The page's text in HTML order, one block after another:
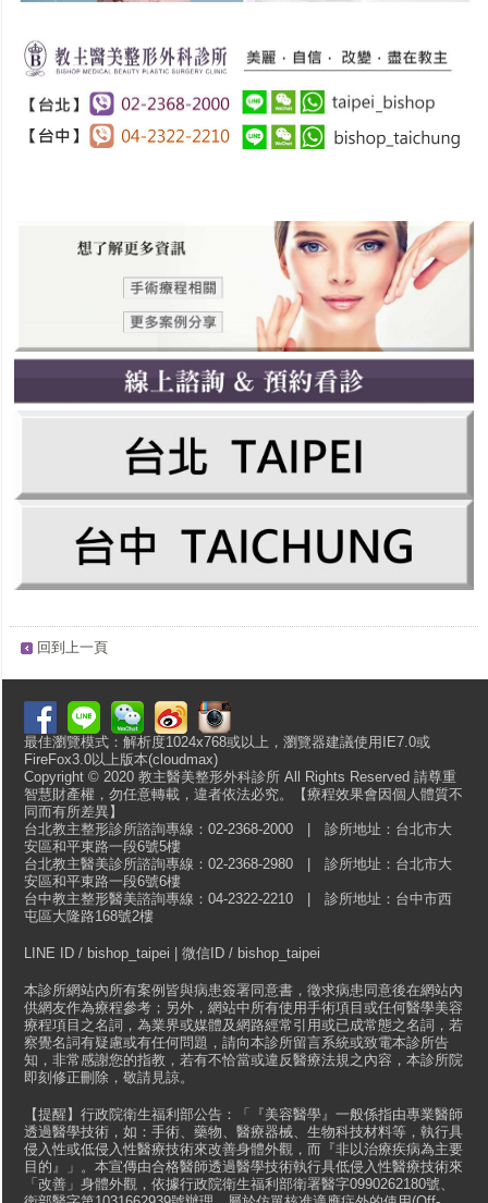
回到上一頁
最佳瀏覽模式：解析度1024x768或以上，瀏覽器建議使用IE7.0或
FireFox3.0以上版本(cloudmax)
Copyright © 2020 教主醫美整形外科診所 All Rights Reserved 請尊重
智慧財產權，勿任意轉載，違者依法必究。【療程效果會因個人體質不
同而有所差異】
台北教主整形診所諮詢專線：02-2368-2000 | 診所地址：台北市大
安區和平東路一段6號5樓
台北教主醫美診所諮詢專線：02-2368-2980 | 診所地址：台北市大
安區和平東路一段6號6樓
台中教主整形醫美諮詢專線：04-2322-2210 | 診所地址：台中市西
屯區大隆路168號2樓
LINE ID / bishop_taipei | 微信ID / bishop_taipei
本診所網站內所有案例皆與病患簽署同意書，徵求病患同意後在網站內
供網友作為療程參考；另外，網站中所有使用手術項目或任何醫學美容
療程項目之名詞，為業界或媒體及網路經常引用或已成常態之名詞，若
察覺名詞有疑慮或有任何問題，請向本診所留言系統或致電本診所告
知，非常感謝您的指教，若有不恰當或違反醫療法規之內容，本診所院
即刻修正刪除，敬請見諒。
【提醒】行政院衛生福利部公告：「『美容醫學』一般係指由專業醫師
透過醫學技術，如：手術、藥物、醫療器械、生物科技材料等，執行具
侵入性或低侵入性醫療技術來改善身體外觀，而『非以治療疾病為主要
目的』」。本宣傳由合格醫師透過醫學技術執行具低侵入性醫療技術來
「改善」身體外觀，依據行政院衛生福利部衛署醫字0990262180號、